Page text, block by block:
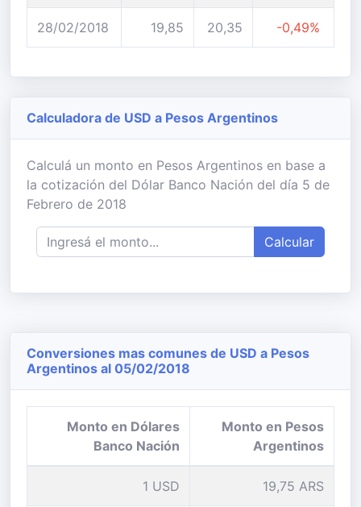
28/02/2018 19,85 20,35 -0,49%
Calculadora de USD a Pesos Argentinos
Calculá un monto en Pesos Argentinos en base a
la cotización del Dólar Banco Nación del día 5 de
Febrero de 2018
Calcular
Conversiones mas comunes de USD a Pesos
Argentinos al 05/02/2018
Monto en Dólares
Banco Nación
Monto en Pesos
Argentinos
1 USD 19,75 ARS